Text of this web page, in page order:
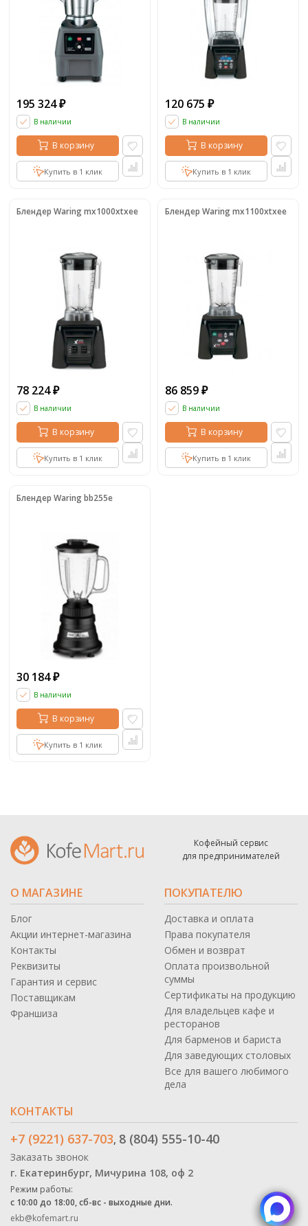
195 324 ₽
В наличии
В корзину
Купить в 1 клик
120 675 ₽
В наличии
В корзину
Купить в 1 клик
Блендер Waring mx1000xtxee
78 224 ₽
В наличии
В корзину
Купить в 1 клик
Блендер Waring mx1100xtxee
86 859 ₽
В наличии
В корзину
Купить в 1 клик
Блендер Waring bb255e
30 184 ₽
В наличии
В корзину
Купить в 1 клик
Кофейный сервис
для предпринимателей
О МАГАЗИНЕ
Блог
Акции интернет-магазина
Контакты
Реквизиты
Гарантия и сервис
Поставщикам
Франшиза
ПОКУПАТЕЛЮ
Доставка и оплата
Права покупателя
Обмен и возврат
Оплата произвольной
суммы
Сертификаты на продукцию
Для владельцев кафе и
ресторанов
Для барменов и бариста
Для заведующих столовых
Все для вашего любимого
дела
КОНТАКТЫ
+7 (9221) 637-703, 8 (804) 555-10-40
Заказать звонок
г. Екатеринбург, Мичурина 108, оф 2
Режим работы:
с 10:00 до 18:00, сб-вс - выходные дни.
ekb@kofemart.ru